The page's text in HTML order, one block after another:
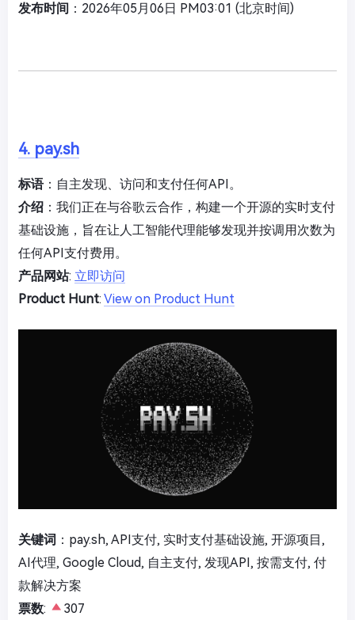
发布时间 ：2026年05月06日 PM03:01 (北京时间)
4. pay.sh
标语：自主发现、访问和支付任何API。
介绍 ：我们正在与谷歌云合作，构建一个开源的实时支付
基础设施，旨在让人工智能代理能够发现并按调用次数为
任何API支付费用。
产品网站: 立即访问
Product Hunt: View on Product Hunt
关键词 ：pay.sh, API支付, 实时支付基础设施, 开源项目,
AI代理, Google Cloud, 自主支付, 发现API, 按需支付, 付
款解决方案
票数: 307